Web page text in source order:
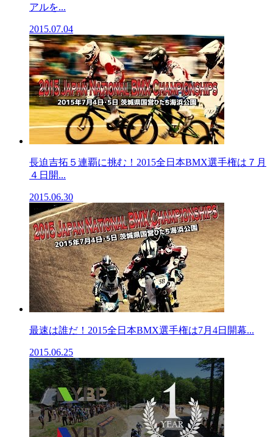
アルを...
2015.07.04
長迫吉拓５連覇に挑む！2015全日本BMX選手権は７月
４日開...
2015.06.30
最速は誰だ！2015全日本BMX選手権は7月4日開幕...
2015.06.25